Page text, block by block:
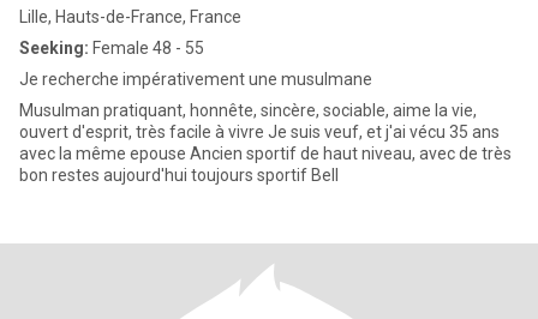
Lille, Hauts-de-France, France
Seeking: Female 48 - 55
Je recherche impérativement une musulmane
Musulman pratiquant, honnête, sincère, sociable, aime la vie,
ouvert d'esprit, très facile à vivre Je suis veuf, et j'ai vécu 35 ans
avec la même epouse Ancien sportif de haut niveau, avec de très
bon restes aujourd'hui toujours sportif Bell